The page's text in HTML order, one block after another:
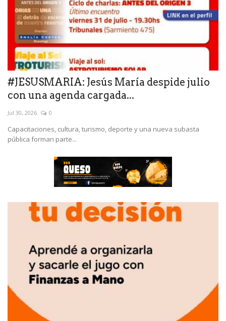
#JESUSMARIA: Jesús María despide julio
con una agenda cargada...
Jul 30, 2026 0
Capacitaciones, cultura, turismo, deporte y una nueva subasta
pública forman parte...